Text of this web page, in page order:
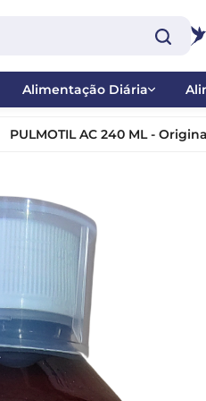
- Balanço
Alimentação Diária
Extrusadas
Misturas
Sementes
PULMOTIL AC 240 ML -